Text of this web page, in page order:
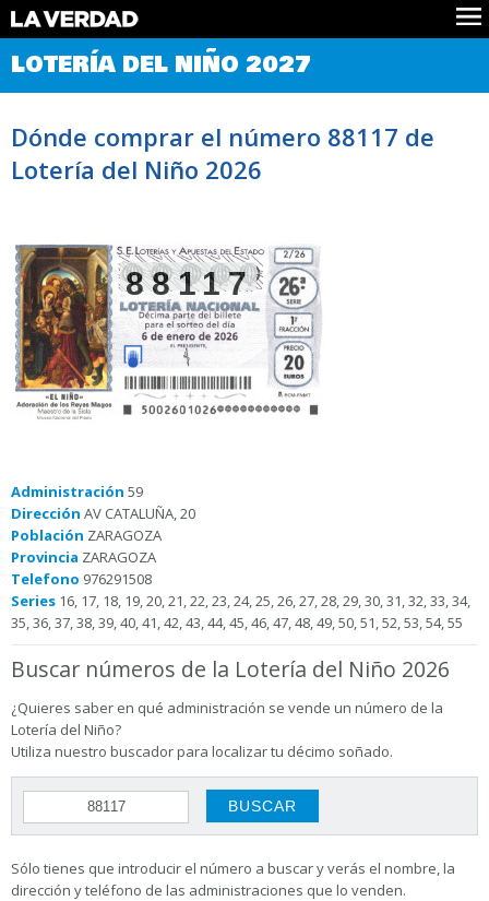
Comprobar Loteria del Niño
Premios
Noticias
Datos
LOTERÍA DEL NIÑO 2027
Dónde comprar el número 88117 de
Lotería del Niño 2026
88117
Administración 59
Dirección AV CATALUÑA, 20
Población ZARAGOZA
Provincia ZARAGOZA
Telefono 976291508
Series 16, 17, 18, 19, 20, 21, 22, 23, 24, 25, 26, 27, 28, 29, 30, 31, 32, 33, 34,
35, 36, 37, 38, 39, 40, 41, 42, 43, 44, 45, 46, 47, 48, 49, 50, 51, 52, 53, 54, 55
Buscar números de la Lotería del Niño 2026
¿Quieres saber en qué administración se vende un número de la
Lotería del Niño?
Utiliza nuestro buscador para localizar tu décimo soñado.
Sólo tienes que introducir el número a buscar y verás el nombre, la
dirección y teléfono de las administraciones que lo venden.